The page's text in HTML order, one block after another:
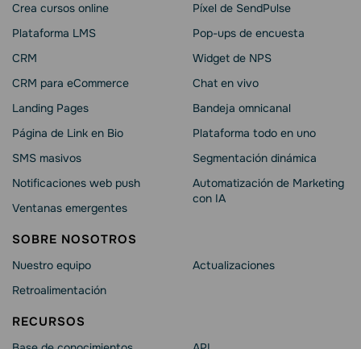
Crea cursos online
Plataforma LMS
CRM
CRM para eCommerce
Landing Pages
Página de Link en Bio
SMS masivos
Notificaciones web push
Ventanas emergentes
Píxel de SendPulse
Pop-ups de encuesta
Widget de NPS
Chat en vivo
Bandeja omnicanal
Plataforma todo en uno
Segmentación dinámica
Automatización de Marketing
con IA
SOBRE NOSOTROS
Nuestro equipo
Retroalimentación
Actualizaciones
RECURSOS